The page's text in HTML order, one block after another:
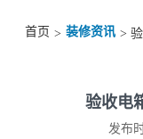
首页 > 装修资讯 >
验收电
发布